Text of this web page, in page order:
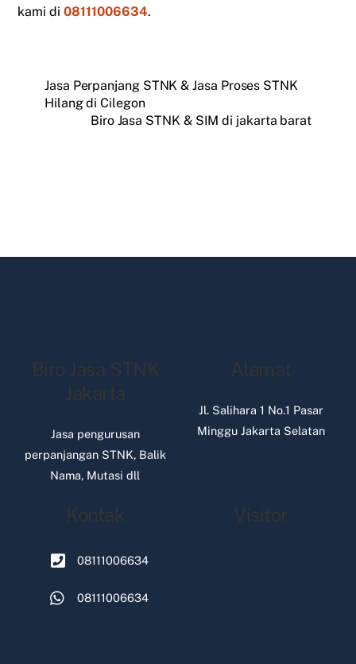
kami di08111006634.
Jasa Perpanjang STNK & Jasa Proses STNK
Hilang di Cilegon
Biro Jasa STNK & SIM di jakarta barat
Biro Jasa STNK
Jakarta
Jasa pengurusan
perpanjangan STNK, Balik
Nama, Mutasi dll
Alamat
Jl. Salihara 1 No.1 Pasar
Minggu Jakarta Selatan
Kontak
08111006634
08111006634
Visitor